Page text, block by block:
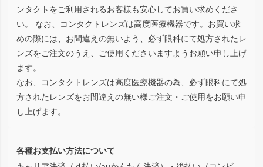
ンタクトをご利用されるお客様も安心してお買い求めくださ
い。 なお、コンタクトレンズは高度医療機器です。お買い求
めの際には、お間違えの無いよう、必ず眼科にて処方されたレ
ンズをご注文のうえ、ご使用くださいますようお願い申し上げ
ます。
なお、コンタクトレンズは高度医療機器の為、必ず眼科にて処
方されたレンズをお間違えの無い様ご注文・ご使用をお願い申
し上げます。
各種お支払い方法について